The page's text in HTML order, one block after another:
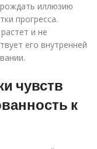
иллюзию
прогресса.
и не
его внутренней
чувств
к